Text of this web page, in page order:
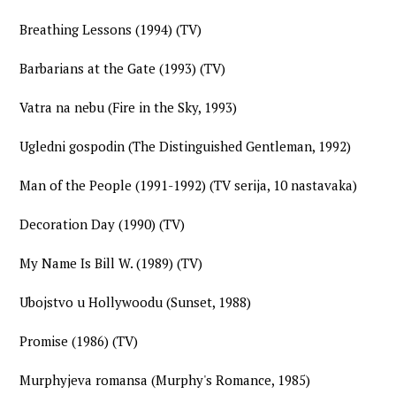
Breathing Lessons (1994) (TV)
Barbarians at the Gate (1993) (TV)
Vatra na nebu (Fire in the Sky, 1993)
Ugledni gospodin (The Distinguished Gentleman, 1992)
Man of the People (1991-1992) (TV serija, 10 nastavaka)
Decoration Day (1990) (TV)
My Name Is Bill W. (1989) (TV)
Ubojstvo u Hollywoodu (Sunset, 1988)
Promise (1986) (TV)
Murphyjeva romansa (Murphy's Romance, 1985)